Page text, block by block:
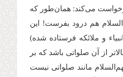
درخواست می‌کند: همان‌طور که
هم درود بفرست! این
و ملائکه فرستاده شده)
از آن صلواتی باشد که بر
مانند صلواتی نیست